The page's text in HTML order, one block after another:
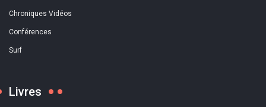
Chroniques Vidéos
Conférences
Surf
Livres